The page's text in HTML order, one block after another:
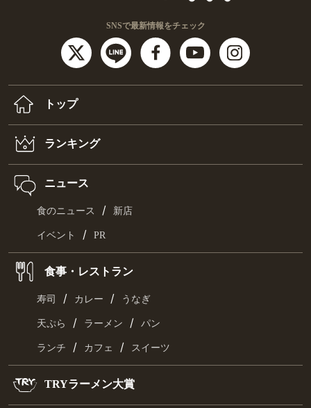
SNSで最新情報をチェック
トップ
ランキング
ニュース
食のニュース / 新店
イベント / PR
食事・レストラン
寿司 / カレー / うなぎ
天ぷら / ラーメン / パン
ランチ / カフェ / スイーツ
TRYラーメン大賞